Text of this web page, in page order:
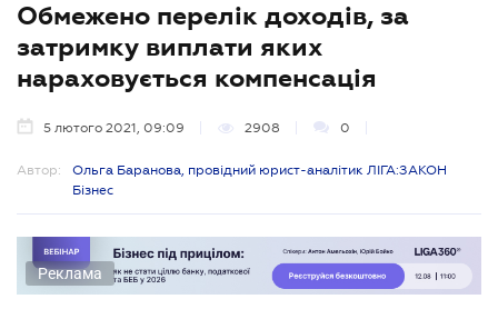
Обмежено перелік доходів, за
затримку виплати яких
нараховується компенсація
5 лютого 2021, 09:09 2908 0
Автор:
Ольга Баранова, провідний юрист-аналітик ЛІГА:ЗАКОН
Бізнес
Реклама